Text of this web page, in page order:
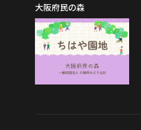
大阪府民の森